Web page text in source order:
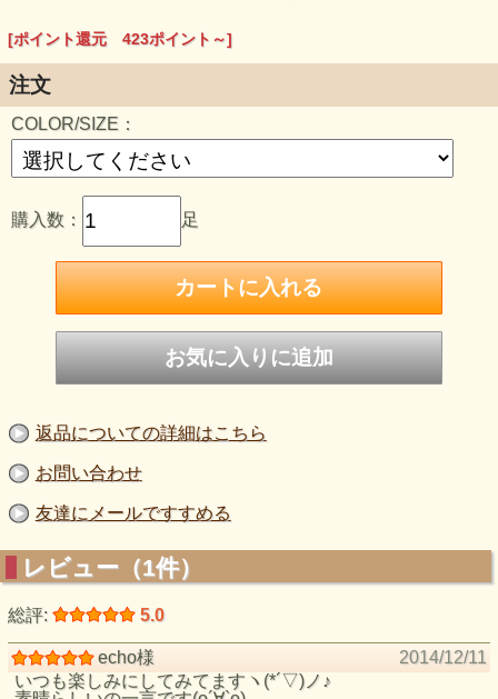
●牛革
●BLACK
[ポイント還元 423ポイント～]
注文
COLOR/SIZE：
購入数： 足
返品についての詳細はこちら
お問い合わせ
友達にメールですすめる
レビュー（1件）
総評: 5.0
echo様
2014/12/11
いつも楽しみにしてみてますヽ(*´▽)ノ♪